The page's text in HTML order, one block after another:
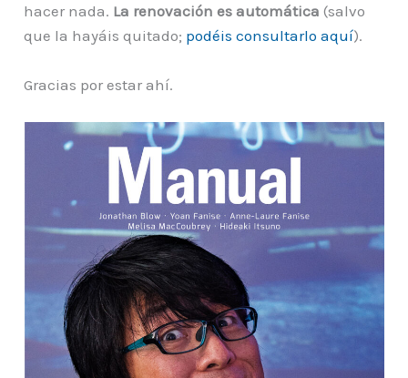
hacer nada. La renovación es automática (salvo
que la hayáis quitado; podéis consultarlo aquí).
Gracias por estar ahí.